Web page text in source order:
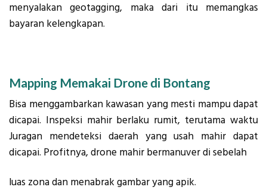
menyalakan geotagging, maka dari itu memangkas
bayaran kelengkapan.
Mapping Memakai Drone di Bontang
Bisa menggambarkan kawasan yang mesti mampu dapat
dicapai. Inspeksi mahir berlaku rumit, terutama waktu
Juragan mendeteksi daerah yang usah mahir dapat
dicapai. Profitnya, drone mahir bermanuver di sebelah
luas zona dan menabrak gambar yang apik.